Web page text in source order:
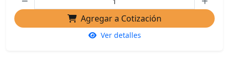
Agregar a Cotización
Ver detalles